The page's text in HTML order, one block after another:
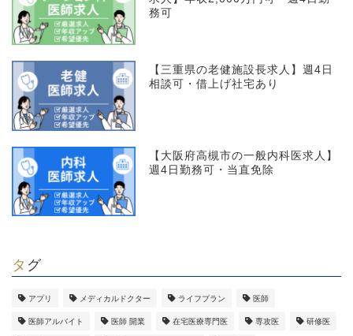
務可
【三重県の老健施設長求人】週4日
相談可・借上げ社宅あり
【大阪府高槻市の一般内科医求人】
週4日勤務可・当直免除
タグ
アプリ メディカルドクター ライフプラン 医師
医師アルバイト 医師 開業 在宅医療専門医 専攻医 研修医